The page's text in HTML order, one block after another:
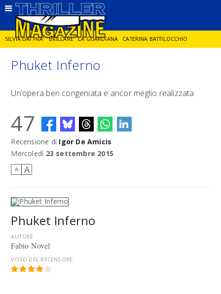
SILVIA DAI PRA' BRILLARE LA GUARDIANA CATERINA BATTILOCCHIO
JORGE DIAZ LA SPIA DELITTO IN CORNICE
Phuket Inferno
Un’opera ben congeniata e ancor meglio realizzata
47
Recensione di Igor De Amicis
Mercoledì 23 settembre 2015
A A
Phuket Inferno
AUTORE
Fabio Novel
VOTO DEL RECENSORE